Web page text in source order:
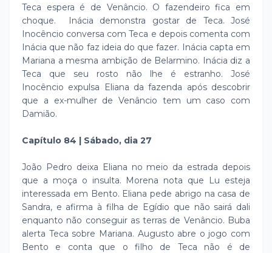
Teca espera é de Venâncio. O fazendeiro fica em
choque. Inácia demonstra gostar de Teca. José
Inocêncio conversa com Teca e depois comenta com
Inácia que não faz ideia do que fazer. Inácia capta em
Mariana a mesma ambição de Belarmino. Inácia diz a
Teca que seu rosto não lhe é estranho. José
Inocêncio expulsa Eliana da fazenda após descobrir
que a ex-mulher de Venâncio tem um caso com
Damião.
Capítulo 84 | Sábado, dia 27
João Pedro deixa Eliana no meio da estrada depois
que a moça o insulta. Morena nota que Lu esteja
interessada em Bento. Eliana pede abrigo na casa de
Sandra, e afirma à filha de Egídio que não sairá dali
enquanto não conseguir as terras de Venâncio. Buba
alerta Teca sobre Mariana. Augusto abre o jogo com
Bento e conta que o filho de Teca não é de